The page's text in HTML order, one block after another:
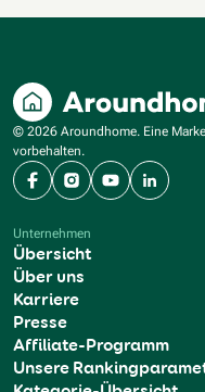
© 2026 Aroundhome. Eine
vorbehalten.
FacebookInstagram
YouTubeLinkedIn
Unternehmen
Übersicht
Über uns
Karriere
Presse
Affiliate-Programm
Unsere